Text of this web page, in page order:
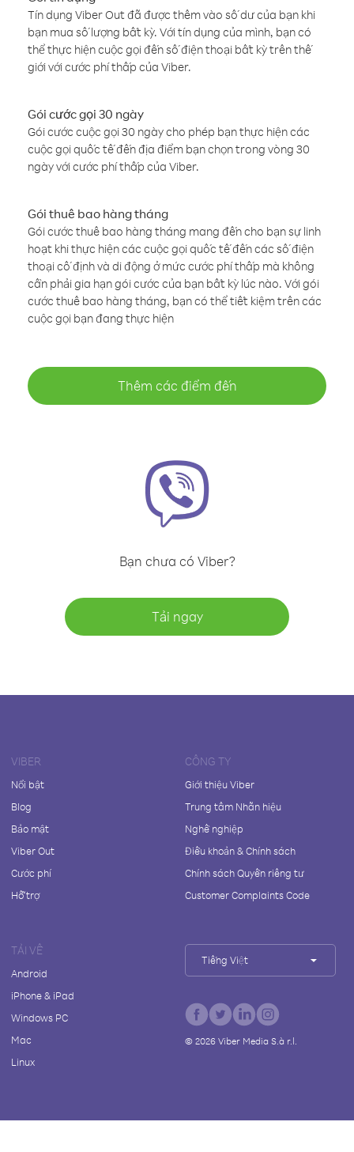
Tín dụng Viber Out đã được thêm vào số dư của bạn khi
bạn mua số lượng bất kỳ. Với tín dụng của mình, bạn có
thể thực hiện cuộc gọi đến số điện thoại bất kỳ trên thế
giới với cước phí thấp của Viber.
Gói cước gọi 30 ngày
Gói cước cuộc gọi 30 ngày cho phép bạn thực hiện các
cuộc gọi quốc tế đến địa điểm bạn chọn trong vòng 30
ngày với cước phí thấp của Viber.
Gói thuê bao hàng tháng
Gói cước thuê bao hàng tháng mang đến cho bạn sự linh
hoạt khi thực hiện các cuộc gọi quốc tế đến các số điện
thoại cố định và di động ở mức cước phí thấp mà không
cần phải gia hạn gói cước của bạn bất kỳ lúc nào. Với gói
cước thuê bao hàng tháng, bạn có thể tiết kiệm trên các
cuộc gọi bạn đang thực hiện
Thêm các điểm đến
Bạn chưa có Viber?
Tải ngay
VIBER
Nổi bật
Blog
Bảo mật
Viber Out
Cước phí
Hỗ trợ
CÔNG TY
Giới thiệu Viber
Trung tâm Nhãn hiệu
Nghề nghiệp
Điều khoản & Chính sách
Chính sách Quyền riêng tư
Customer Complaints Code
TẢI VỀ
Android
iPhone & iPad
Windows PC
Mac
Linux
Tiếng Việt
© 2026Viber Media S.à r.l.